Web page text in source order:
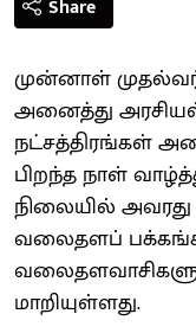
Share
முன்னாள்
அனைத்து
நட்சத்திரங்கள்
பிறந்த நாள்
நிலையில் அவரது
வலைதளப்
மாறியுள்ளது.